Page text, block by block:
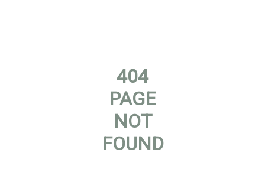
404
PAGE
NOT
FOUND